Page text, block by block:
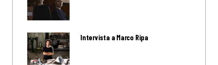
Intervista a Marco Ripa